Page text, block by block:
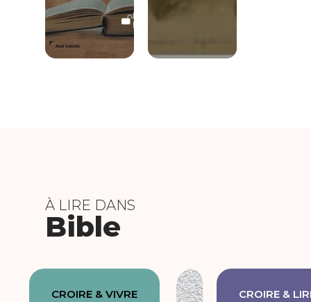
LECTURE
LIBRE
À LIRE DANS
Bible
CROIRE & VIVRE CROIRE &